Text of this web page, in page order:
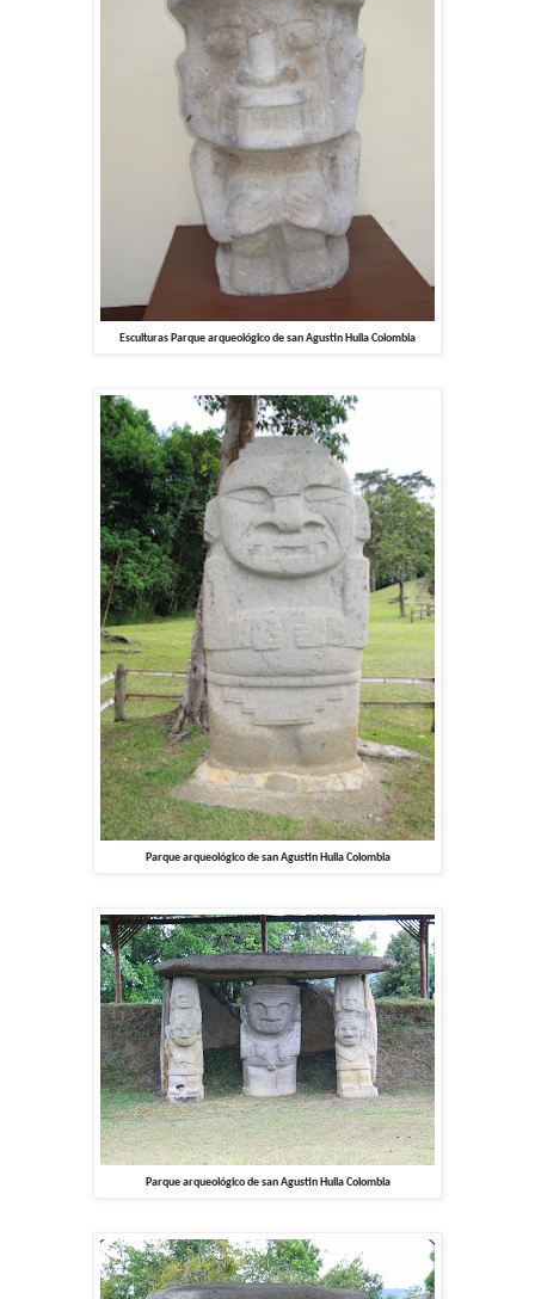
Esculturas Parque arqueológico de san Agustin Huila Colombia
Parque arqueológico de san Agustin Huila Colombia
Parque arqueológico de san Agustin Huila Colombia